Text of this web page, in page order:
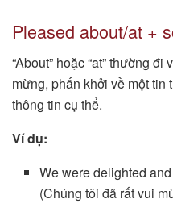
Pleased about/at +
“About” hoặc “at” thường
mừng, phấn khởi về một tin
thông tin cụ thể.
Ví dụ:
We were delighted and
(Chúng tôi đã rất vui